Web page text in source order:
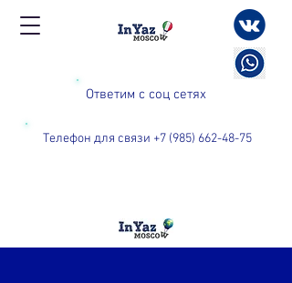
Телефон для связи +7 (985) 662-48-75
Ответим с соц сетях